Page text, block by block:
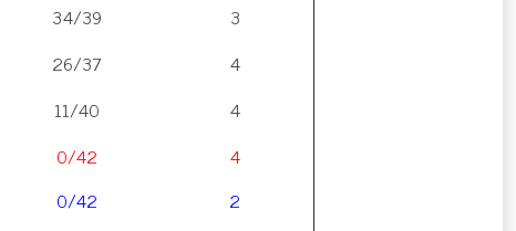
34/39
3
26/37
4
11/40 4
0/42
0/42
4
2